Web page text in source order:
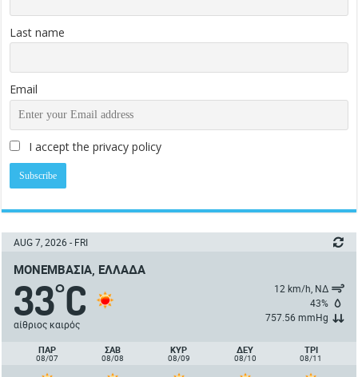
Last name
Email
I accept the privacy policy
AUG 7, 2026 - FRI
ΜΟΝΕΜΒΑΣΙΆ, ΕΛΛΆΔΑ
33°C
αίθριος καιρός
12 km/h, ΝΔ
43%
757.56 mmHg
ΠΑΡ
08/07
ΣΑΒ
08/08
ΚΥΡ
08/09
ΔΕΥ
08/10
ΤΡΙ
08/11